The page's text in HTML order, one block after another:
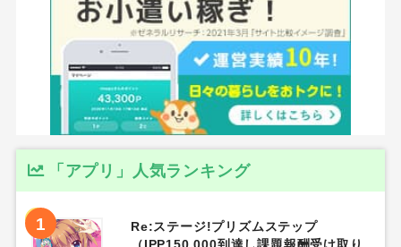
「アプリ」人気ランキング
1
Re:ステージ!プリズムステップ